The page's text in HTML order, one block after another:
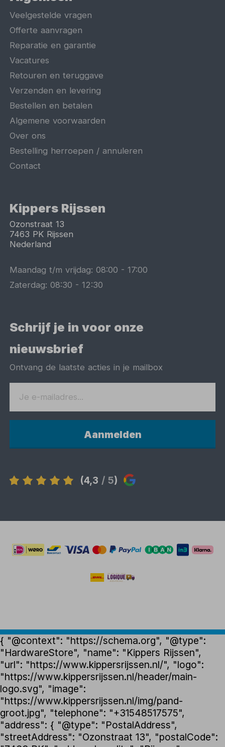
Veelgestelde vragen
Offerte aanvragen
Reparatie en garantie
Vacatures
Retouren en teruggave
Verzenden en levering
Bestellen en betalen
Algemene voorwaarden
Over ons
Bestelling herroepen / annuleren
Contact
Kippers Rijssen
Ozonstraat 13
7463 PK Rijssen
Nederland
Maandag t/m vrijdag:08:00 -17:00
Zaterdag:08:30 -12:30
Schrijf je in voor onze
nieuwsbrief
Ontvang de laatste acties in je mailbox
Aanmelden
(4,3 / 5)
{ "@context": "https://schema.org", "@type":
"HardwareStore", "name": "Kippers Rijssen",
"url": "https://www.kippersrijssen.nl/", "logo":
"https://www.kippersrijssen.nl/header/main-
logo.svg", "image":
"https://www.kippersrijssen.nl/img/pand-
groot.jpg", "telephone": "+31548517575",
"address": { "@type": "PostalAddress",
"streetAddress": "Ozonstraat 13", "postalCode":